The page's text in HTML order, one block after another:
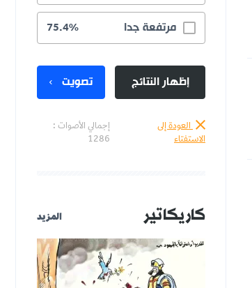
مرتفعة جدا 75.4%
إظهار النتائج تصويت
العودة إلى
الاستفتاء
إجمالي الأصوات :
1286
كاريكاتير المزيد